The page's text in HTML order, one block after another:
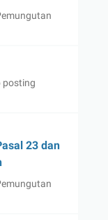
posting
23 dan